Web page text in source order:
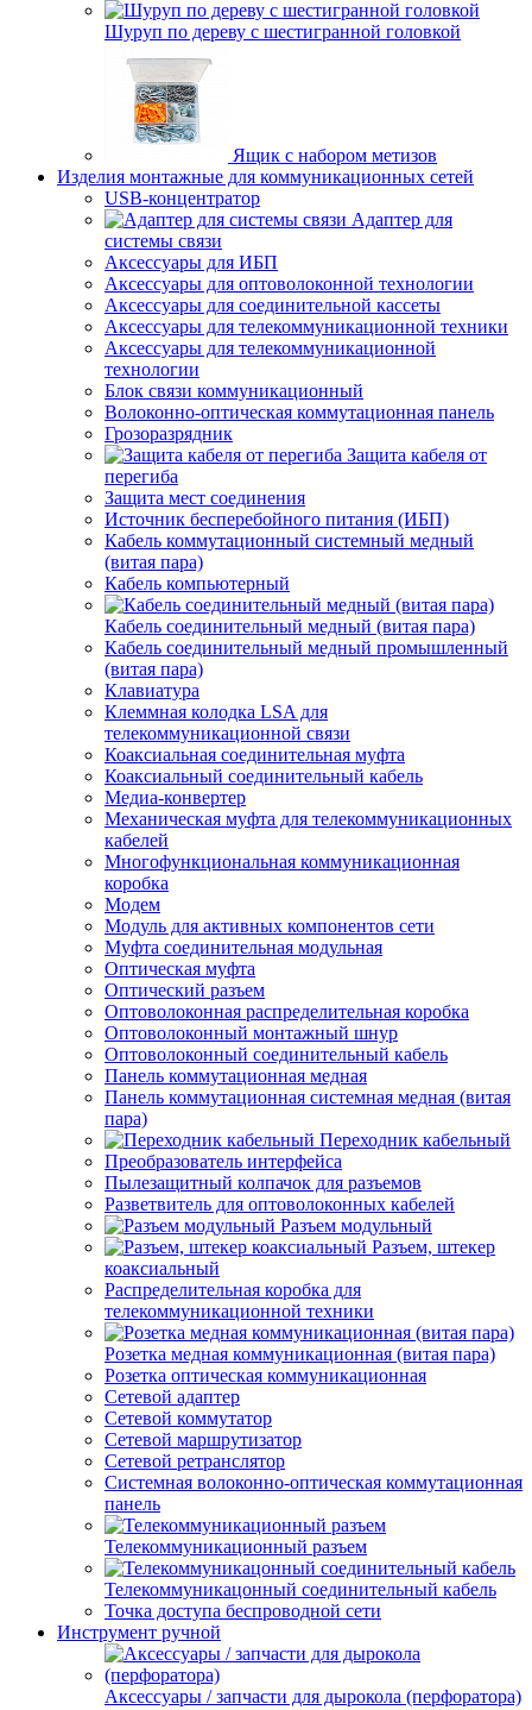
Шуруп по дереву с шестигранной головкой
Ящик с набором метизов
Изделия монтажные для коммуникационных сетей
USB-концентратор
Адаптер для
системы связи
Аксессуары для ИБП
Аксессуары для оптоволоконной технологии
Аксессуары для соединительной кассеты
Аксессуары для телекоммуникационной техники
Аксессуары для телекоммуникационной
технологии
Блок связи коммуникационный
Волоконно-оптическая коммутационная панель
Грозоразрядник
Защита кабеля от
перегиба
Защита мест соединения
Источник бесперебойного питания (ИБП)
Кабель коммутационный системный медный
(витая пара)
Кабель компьютерный
Кабель соединительный медный (витая пара)
Кабель соединительный медный промышленный
(витая пара)
Клавиатура
Клеммная колодка LSA для
телекоммуникационной связи
Коаксиальная соединительная муфта
Коаксиальный соединительный кабель
Медиа-конвертер
Механическая муфта для телекоммуникационных
кабелей
Многофункциональная коммуникационная
коробка
Модем
Модуль для активных компонентов сети
Муфта соединительная модульная
Оптическая муфта
Оптический разъем
Оптоволоконная распределительная коробка
Оптоволоконный монтажный шнур
Оптоволоконный соединительный кабель
Панель коммутационная медная
Панель коммутационная системная медная (витая
пара)
Переходник кабельный
Преобразователь интерфейса
Пылезащитный колпачок для разъемов
Разветвитель для оптоволоконных кабелей
Разъем модульный
Разъем, штекер
коаксиальный
Распределительная коробка для
телекоммуникационной техники
Розетка медная коммуникационная (витая пара)
Розетка оптическая коммуникационная
Сетевой адаптер
Сетевой коммутатор
Сетевой маршрутизатор
Сетевой ретранслятор
Системная волоконно-оптическая коммутационная
панель
Телекоммуникационный разъем
Телекоммуникацонный соединительный кабель
Точка доступа беспроводной сети
Инструмент ручной
Аксессуары / запчасти для дырокола (перфоратора)